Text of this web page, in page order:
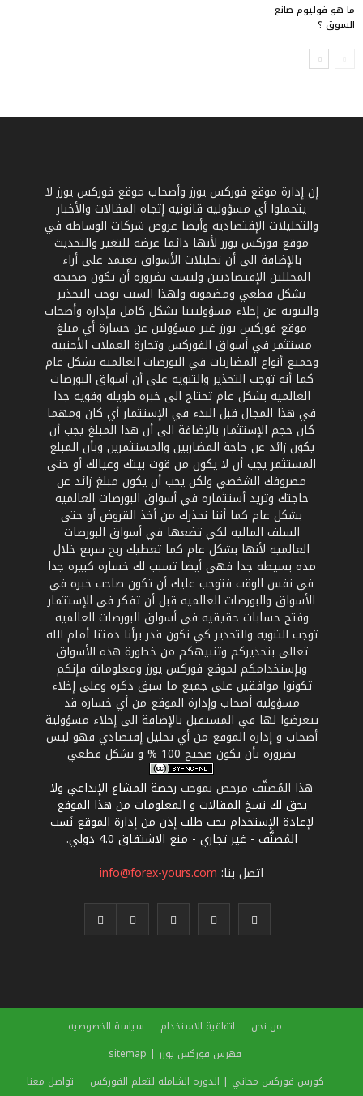
ما هو فوليوم صانع
السوق ؟
إن إدارة موقع فوركس يورز وأصحاب موقع فوركس يورز لا
يتحملوا أي مسؤوليه قانونيه إتجاه المقالات والأخبار
والتحليلات الإقتصاديه وأيضا عروض شركات الوساطه في
موقع فوركس يورز لأنها دائما عرضه للتغير والتحديث
بالإضافة الى أن تحليلات الأسواق تعتمد على أراء
المحللين الإقتصاديين وليست بضروره أن تكون صحيحه
بشكل قطعي ومضمونه ولهذا السبب توجب التحذير
والتنويه عن إخلاء مسؤوليتنا بشكل كامل فإدارة وأصحاب
موقع فوركس يورز غير مسؤولين عن خسارة أي مبلغ
مستثمر في أسواق الفوركس وتجارة العملات الأجنبيه
وجميع أنواع المضاربات في البورصات العالميه بشكل عام
كما أنه توجب التحذير والتنويه على أن أسواق البورصات
العالميه بشكل عام تحتاج الى خبره طويله وقويه جدا
في هذا المجال قبل البدء في الإستثمار أي كان ومهما
كان حجم الإستثمار بالإضافة الى أن هذا المبلغ يجب أن
يكون زائد عن حاجة المضاربين والمستثمرين وبأن المبلغ
المستثمر يجب أن لا يكون من قوت بيتك وعيالك أو حتى
مصروفك الشخصي ولكن يجب أن يكون مبلغ زائد عن
حاجتك وتريد أستثماره في أسواق البورصات العالميه
بشكل عام كما أننا نحذرك من أخذ القروض أو حتى
السلف الماليه لكي تضعها في أسواق البورصات
العالميه لأنها بشكل عام كما تعطيك ربح سريع خلال
مده بسيطه جدا فهي أيضا تسبب لك خساره كبيره جدا
في نفس الوقت فتوجب عليك أن تكون صاحب خبره في
الأسواق والبورصات العالميه قبل أن تفكر في الإستثمار
وفتح حسابات حقيقيه في أسواق البورصات العالميه
توجب التنويه والتحذير كي نكون قدر برأنا ذمتنا أمام الله
تعالى بتحذيركم وتنبيهكم من خطورة هذه الأسواق
وبإستخدامكم لموقع فوركس يورز ومعلوماته فإنكم
تكونوا موافقين على جميع ما سبق ذكره وعلى إخلاء
مسؤولية أصحاب وإدارة الموقع من أي خساره قد
تتعرضوا لها في المستقبل بالإضافة الى إخلاء مسؤولية
أصحاب و إدارة الموقع من أي تحليل إقتصادي فهو ليس
بضروره بأن يكون صحيح 100 % و بشكل قطعي
هذا المُصنَّف مرخص بموجب رخصة المشاع الإبداعي ولا
يحق لك نسخ المقالات و المعلومات من هذا الموقع
لإعادة الإستخدام يجب طلب إذن من إدارة الموقع نَسب
المُصنَّف - غير تجاري - منع الاشتقاق 4.0 دولي
.
اتصل بنا: info@forex-yours.com
من نحن اتفاقية الاستخدام
سياسة الخصوصيه
فهرس فوركس يورز | sitemap
كورس فوركس مجاني | الدوره الشامله لتعلم الفوركس
تواصل معنا